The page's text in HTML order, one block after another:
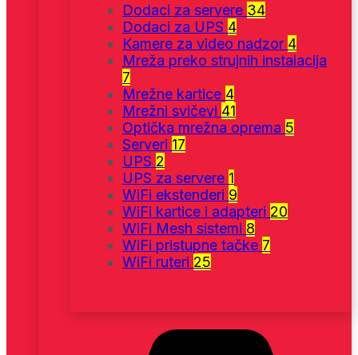
Dodaci za servere 34
Dodaci za UPS 4
Kamere za video nadzor 4
Mreža preko strujnih instalacija
7
Mrežne kartice 4
Mrežni svičevi 41
Optička mrežna oprema 5
Serveri 17
UPS 2
UPS za servere 1
WiFi ekstenderi 9
WiFi kartice i adapteri 20
WiFi Mesh sistemi 8
WiFi pristupne tačke 7
WiFi ruteri 25